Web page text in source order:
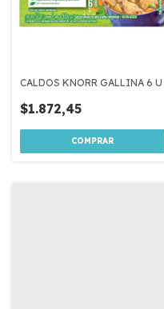
CALDOS KNORR GALLINA 6 U
$1.872,45